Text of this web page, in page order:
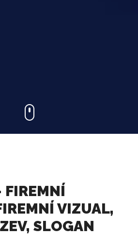
FIREMNÍ
VIZUAL,
SLOGAN